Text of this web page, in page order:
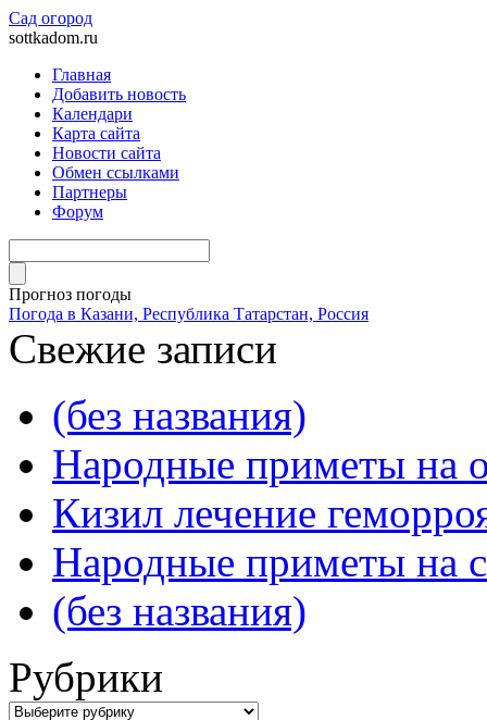
Сад огород
sottkadom.ru
Главная
Добавить новость
Календари
Карта сайта
Новости сайта
Обмен ссылками
Партнеры
Форум
Прогноз погоды
Погода в Казани, Республика Татарстан, Россия
Свежие записи
(без названия)
Народные приметы на
Кизил лечение
Народные приметы на
(без названия)
Рубрики
Рубрики